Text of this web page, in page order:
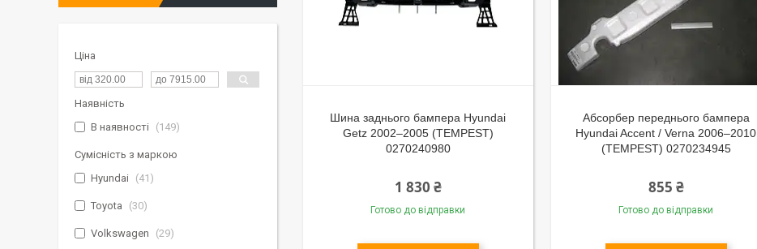
Шина заднього бампера Hyundai
Getz 2002–2005 (TEMPEST)
0270240980
1 830 ₴
Готово до відправки
Абсорбер переднього бампера
Hyundai Accent / Verna 2006–2010
(TEMPEST) 0270234945
855 ₴
Готово до відправки
Ціна
Наявність
В наявності
149
Сумісність з маркою
Hyundai
41
Toyota 30
Volkswagen 29